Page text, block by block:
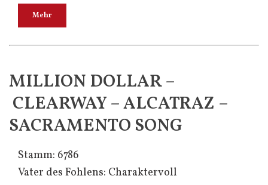
Mehr
MILLION DOLLAR –
CLEARWAY – ALCATRAZ –
SACRAMENTO SONG
Stamm: 6786
Vater des Fohlens: Charaktervoll